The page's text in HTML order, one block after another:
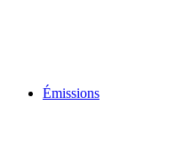
Émissions